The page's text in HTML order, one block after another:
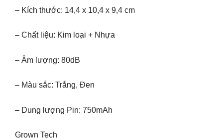
– Kích thước: 14,4 x 10,4 x 9,4 cm
– Chất liệu: Kim loại + Nhựa
– Âm lượng: 80dB
– Màu sắc: Trắng, Đen
– Dung lượng Pin: 750mAh
Grown Tech